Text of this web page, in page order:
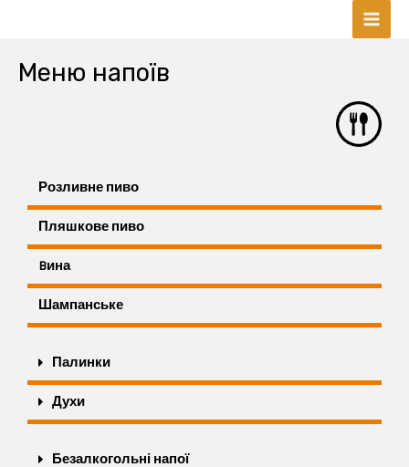
Main
Меню напоїв
Розливне пиво
Пляшкове пиво
Bина
Шампанське
Палинки
Духи
Безалкогольні напої